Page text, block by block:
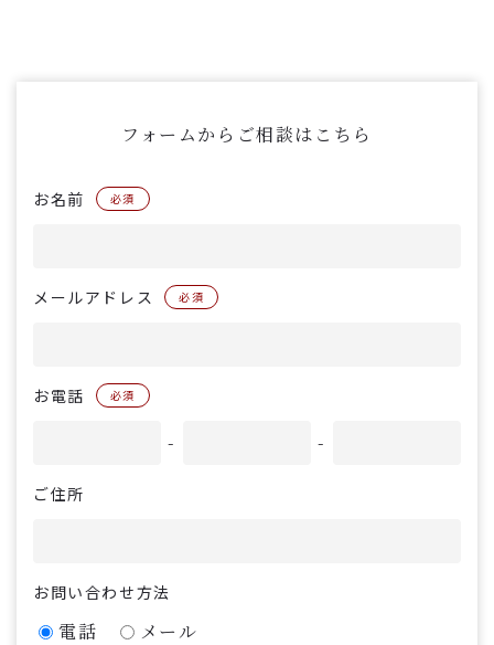
フォームからご相談はこちら
お名前 必須
メールアドレス 必須
お電話 必須
- -
ご住所
お問い合わせ方法
電話 メール